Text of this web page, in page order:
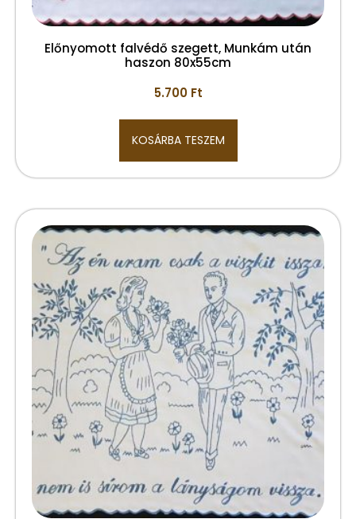
Előnyomott falvédő szegett, Munkám után
haszon 80x55cm
5.700 Ft
KOSÁRBA TESZEM